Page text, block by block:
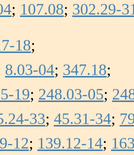
; 107.08; 302.29-
18;
8.03-04; 347.18;
19; 248.03-05;
33; 45.31-34;
12; 139.12-14;